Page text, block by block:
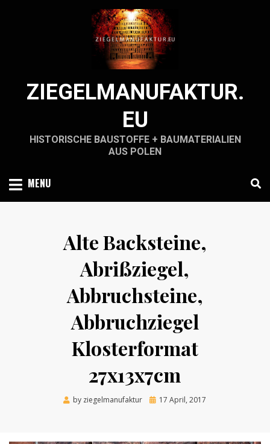
ZIEGELMANUFAKTUR.
EU
HISTORISCHE BAUSTOFFE + BAUMATERIALIEN
AUS POLEN
MENU
Alte Backsteine,
Abrißziegel,
Abbruchsteine,
Abbruchziegel
Klosterformat
27x13x7cm
by ziegelmanufaktur
Posted
17 April, 2017